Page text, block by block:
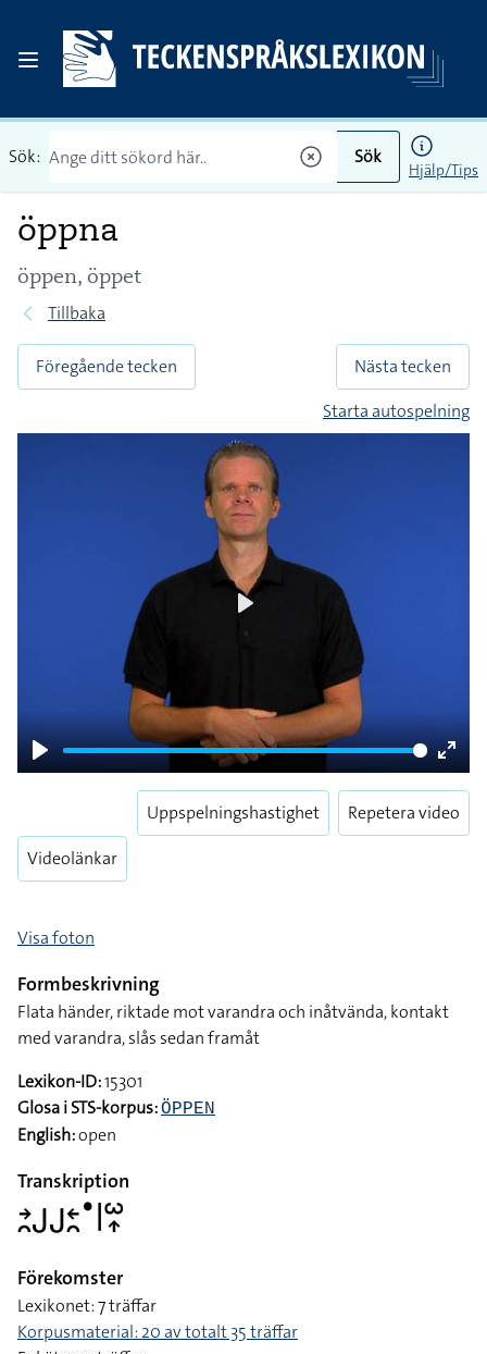
Sök: Sök
Hjälp/Tips
öppna
öppen, öppet
Tillbaka
Föregående tecken
Nästa tecken
Starta autospelning
Play
Enter
Play
Videolänkar
Uppspelningshastighet Repetera video
Visa foton
Formbeskrivning
Flata händer, riktade mot varandra och inåtvända, kontakt
med varandra, slås sedan framåt
Lexikon-ID:15301
Glosa i STS-korpus:ÖPPEN
English:open
Transkription
􌥔􌥘􌤢􌤢􌥓􌥘􌤟􌥼􌥱􌥾
Förekomster
Lexikonet: 7 träffar
Korpusmaterial: 20 av totalt 35 träffar